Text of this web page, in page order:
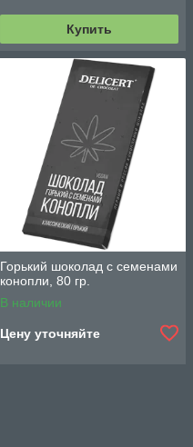
Купить
Горький шоколад с семенами
конопли, 80 гр.
В наличии
Цену уточняйте